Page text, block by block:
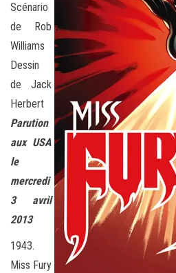
Scénario
de Rob
Williams
Dessin
de Jack
Herbert
Parution
aux USA
le
mercredi
3 avril
2013
1943.
Miss Fury